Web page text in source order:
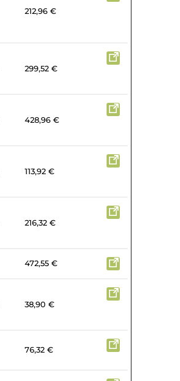
212,96 €
299,52 €
428,96 €
113,92 €
216,32 €
472,55 €
38,90 €
76,32 €